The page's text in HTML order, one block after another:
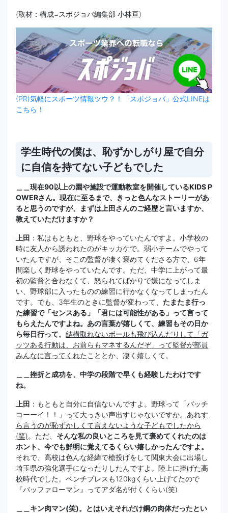
(取材：構成=スポジョバ編集部 小林亘)
(PR)気軽にスポーツ情報ツウ？！「スポジョバ」公式LINEは
こちら！
学生時代の僕は、恥ずかしがり屋で自分
に自信を持てない子どもでした
＿＿現在90以上の園や施設で運動教室を開催しているKIDS P
OWERさん。現在に至るまで、きっと色んなストーリーがあ
ると思うのですが、まずは上田さんのご経歴と言いますか、
教えていただけますか？
上田 ：私はもともと、野球をやっていたんですよ。小学校の
時に友人から誘われたのがキッカケで。弱小チームでやって
いたんですが、そこの監督が凄く褒めてくださる方で、6年
間楽しく野球をやっていたんです。ただ、中学に上がって最
初の監督と合わなくて、怒られてばかりで嫌になってしま
い、野球部に入ったものの練習に行かなくなってしまったん
です。でも、3年生のときに監督が変わって、 たまたま行っ
た練習で「センスある」「君には可能性がある」って言って
もらえたんですよね。あの言葉が嬉しくて、練習もその日か
ら毎日行って。 結構取れないボールも飛び込んだりして「ガ
ッツある行動は、お前らもマネするんだぞ」って監督が部員
みんなに言ってくれたこととか、凄く嬉しくて。
＿＿挫折と成功を、中学の段階で早くも経験したわけです
ね。
上田 ：もともと自分に自信ないんですよ。野球って「バッチ
コーーイ！！」って大っきい声出すじゃないですか。 あれす
ら言うのが恥ずかしくて言えないような子どもでしたから
(笑)。ただ、 そんな私の良いところを見て褒めてくれたのは
ホント、今でも鮮明に覚えてるくらい嬉しかったんですよ。
それで、高校は色んな経緯で槍投げをして関東大会に出場し
埼玉県の強化選手になったりしたんですよ。陸上に捧げた高
校時代でした。ベンチプレスも120kgくらい上げてたので
『バッファローマン』ってアダ名が付くくらい(笑)
＿＿キン肉マン(笑)。とはいえそれだけ鋼の肉体だったとい